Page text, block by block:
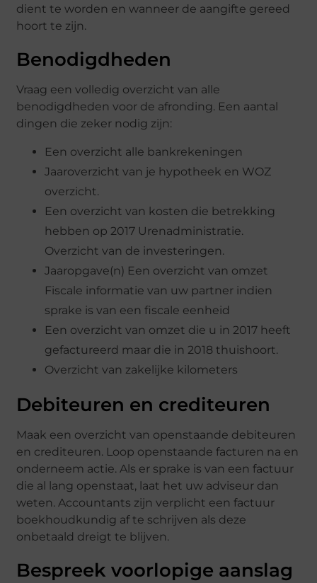
dient te worden en wanneer de aangifte gereed
hoort te zijn.
Benodigdheden
Vraag een volledig overzicht van alle
benodigdheden voor de afronding. Een aantal
dingen die zeker nodig zijn:
Een overzicht alle bankrekeningen
Jaaroverzicht van je hypotheek en WOZ
overzicht.
Een overzicht van kosten die betrekking
hebben op 2017 Urenadministratie.
Overzicht van de investeringen.
Jaaropgave(n) Een overzicht van omzet
Fiscale informatie van uw partner indien
sprake is van een fiscale eenheid
Een overzicht van omzet die u in 2017 heeft
gefactureerd maar die in 2018 thuishoort.
Overzicht van zakelijke kilometers
Debiteuren en crediteuren
Maak een overzicht van openstaande debiteuren
en crediteuren. Loop openstaande facturen na en
onderneem actie. Als er sprake is van een factuur
die al lang openstaat, laat het uw adviseur dan
weten. Accountants zijn verplicht een factuur
boekhoudkundig af te schrijven als deze
onbetaald dreigt te blijven.
Bespreek voorlopige aanslag